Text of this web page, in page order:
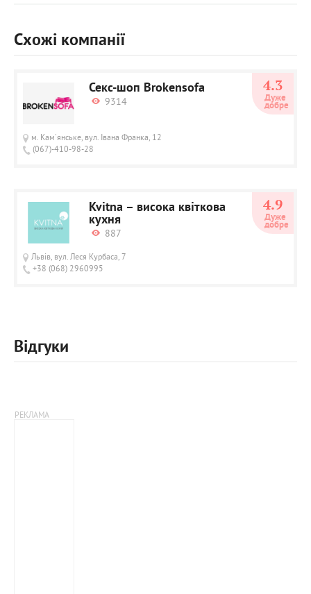
Схожі компанії
Секс-шоп Brokensofa
9314
м. Кам'янське, вул. Івана Франка, 12
(067)-410-98-28
4.3
Дуже
добре
Kvitna – висока квіткова
кухня
887
Львів, вул. Леся Курбаса, 7
+38 (068) 2960995
4.9
Дуже
добре
Відгуки